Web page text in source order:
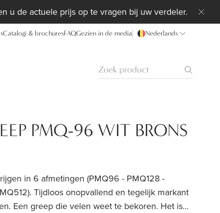
u de actuele prijs op te vragen bij uw verdeler.
Catalogi & brochuresFAQGezien in de media Nederlands
PMQ-96 WIT BRONS
in 6 afmetingen (PMQ96 - PMQ128 -
Tijdloos onopvallend en tegelijk markant
Een greep die velen weet te bekoren. Het is